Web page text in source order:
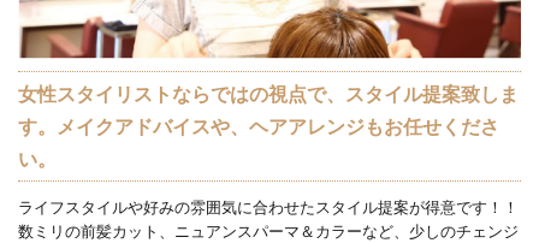
女性スタイリストならではの視点で、スタイル提案致しま
す。メイクアドバイスや、ヘアアレンジもお任せくださ
い。
ライフスタイルや好みの雰囲気に合わせたスタイル提案が得意です！！
数ミリの前髪カット、ニュアンスパーマ＆カラーなど、少しのチェンジ